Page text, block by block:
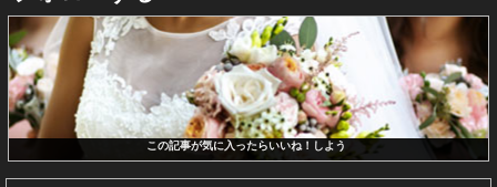
この記事が気に入ったらいいね！しよう